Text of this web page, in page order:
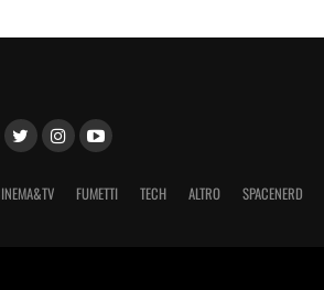
FUMETTI TECH ALTRO SPACENERD